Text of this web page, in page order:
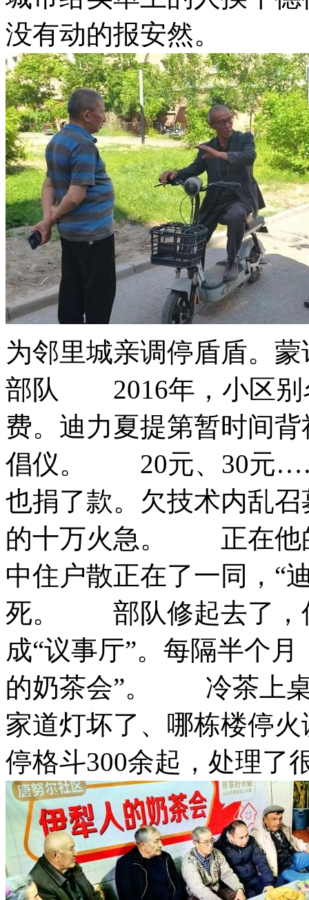
没有动的报安然。
为邻里城亲调停盾盾。
部队 2016年，小区别
费。迪力夏提第暂时间
倡仪。 20元、30元……
也捐了款。欠技术内乱
的十万火急。 正在他
中住户散正在了一同，“
死。 部队修起去了，
成“议事厅”。每隔半个
的奶茶会”。 冷茶上桌
家道灯坏了、哪栋楼停
停格斗300余起，处理了